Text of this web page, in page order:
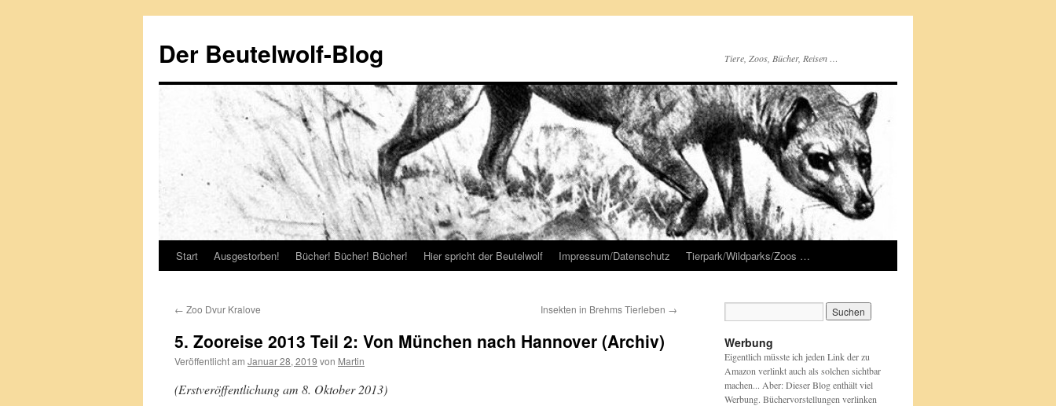
springen
Der Beutelwolf-Blog Tiere, Zoos, Bücher, Reisen …
Start Ausgestorben! Bücher! Bücher! Bücher! Hier spricht der Beutelwolf Impressum/Datenschutz Tierpark/Wildparks/Zoos …
← Zoo Dvur Kralove Insekten in Brehms Tierleben →
5. Zooreise 2013 Teil 2: Von München nach Hannover (Archiv)
Veröffentlicht am Januar 28, 2019 von Martin
(Erstveröffentlichung am 8. Oktober 2013)
Werbung
Eigentlich müsste ich jeden Link der zu
Amazon verlinkt auch als solchen sichtbar
machen... Aber: Dieser Blog enthält viel
Werbung. Büchervorstellungen verlinken